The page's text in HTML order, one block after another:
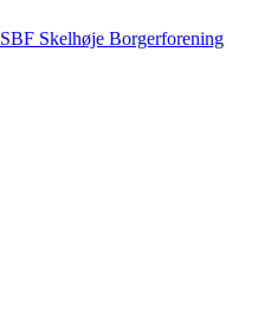
SBF Skelhøje Borgerforening